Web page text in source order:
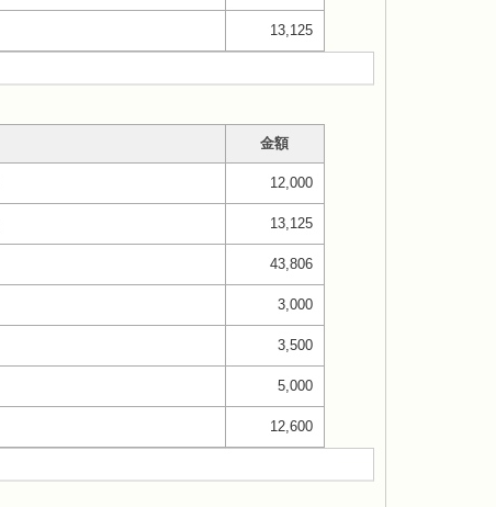
13,125
金額
12,000
13,125
43,806
3,000
3,500
5,000
12,600